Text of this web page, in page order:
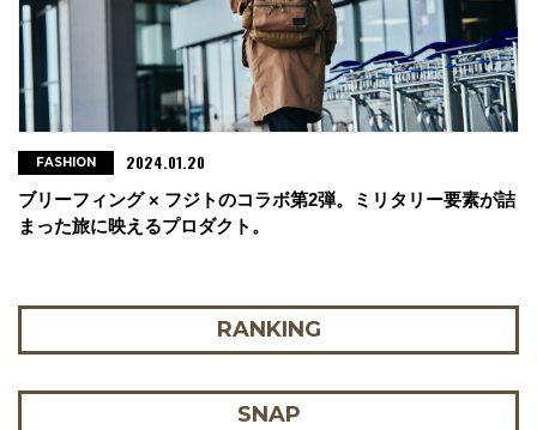
ブリーフィング × フジトのコラボ第2弾。ミリタリー要素が詰
まった旅に映えるプロダクト。
FASHION 2024.01.20
RANKING
SNAP